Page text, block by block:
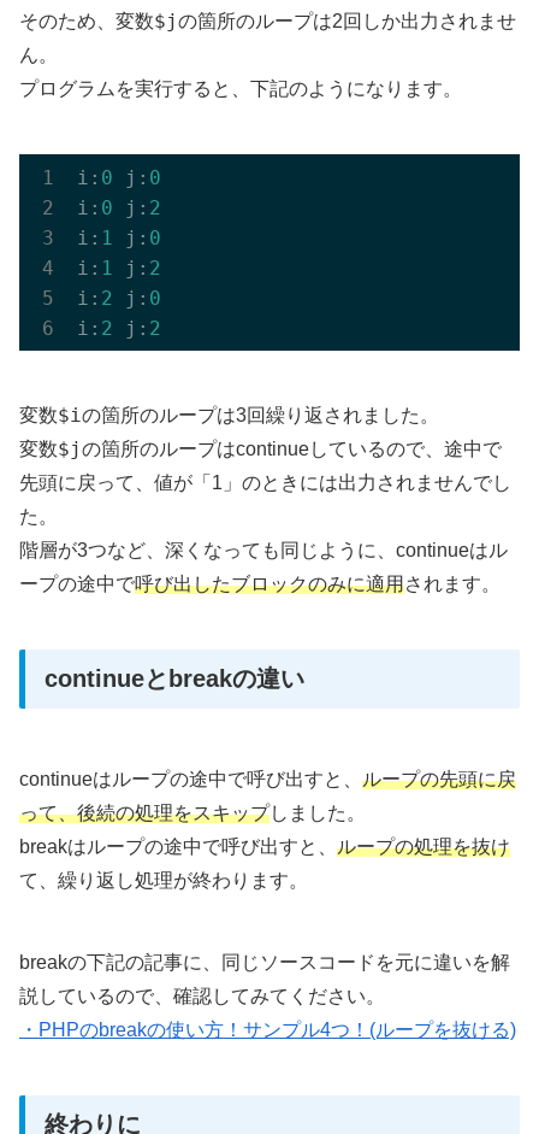
そのため、変数$jの箇所のループは2回しか出力されませ
ん。
プログラムを実行すると、下記のようになります。
i: 0 j: 0
i: 0 j: 2
i: 1 j: 0
i: 1 j: 2
i: 2 j: 0
i: 2 j: 2
変数$iの箇所のループは3回繰り返されました。
変数$jの箇所のループはcontinueしているので、途中で
先頭に戻って、値が「1」のときには出力されませんでし
た。
階層が3つなど、深くなっても同じように、continueはル
ープの途中で呼び出したブロックのみに適用されます。
continueとbreakの違い
continueはループの途中で呼び出すと、 ループの先頭に戻
って、後続の処理をスキップしました。
breakはループの途中で呼び出すと、 ループの処理を抜け
て、繰り返し処理が終わります。
breakの下記の記事に、同じソースコードを元に違いを解
説しているので、確認してみてください。
・PHPのbreakの使い方！サンプル4つ！(ループを抜ける)
終わりに